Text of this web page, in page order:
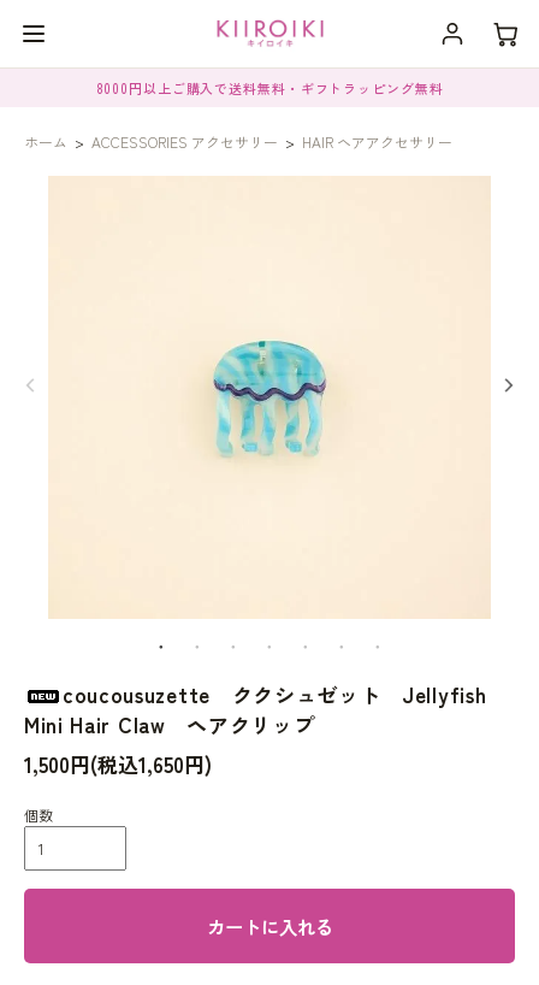
8000円以上ご購入で送料無料・ギフトラッピング無料
ホーム > ACCESSORIES アクセサリー > HAIR ヘアアクセサリー
coucousuzette ククシュゼット Jellyfish
Mini Hair Claw ヘアクリップ
1,500円(税込1,650円)
個数
カートに入れる